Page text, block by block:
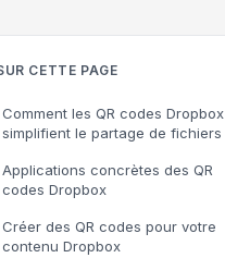
CETTE PAGE
Comment les QR codes Dropbox
simplifient le partage de fichiers
Applications concrètes des QR
codes Dropbox
Créer des QR codes pour votre
contenu Dropbox